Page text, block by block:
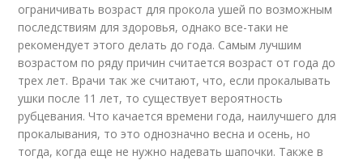
ограничивать возраст для прокола ушей по возможным
последствиям для здоровья, однако все-таки не
рекомендует этого делать до года. Самым лучшим
возрастом по ряду причин считается возраст от года до
трех лет. Врачи так же считают, что, если прокалывать
ушки после 11 лет, то существует вероятность
рубцевания. Что качается времени года, наилучшего для
прокалывания, то это однозначно весна и осень, но
тогда, когда еще не нужно надевать шапочки. Также в